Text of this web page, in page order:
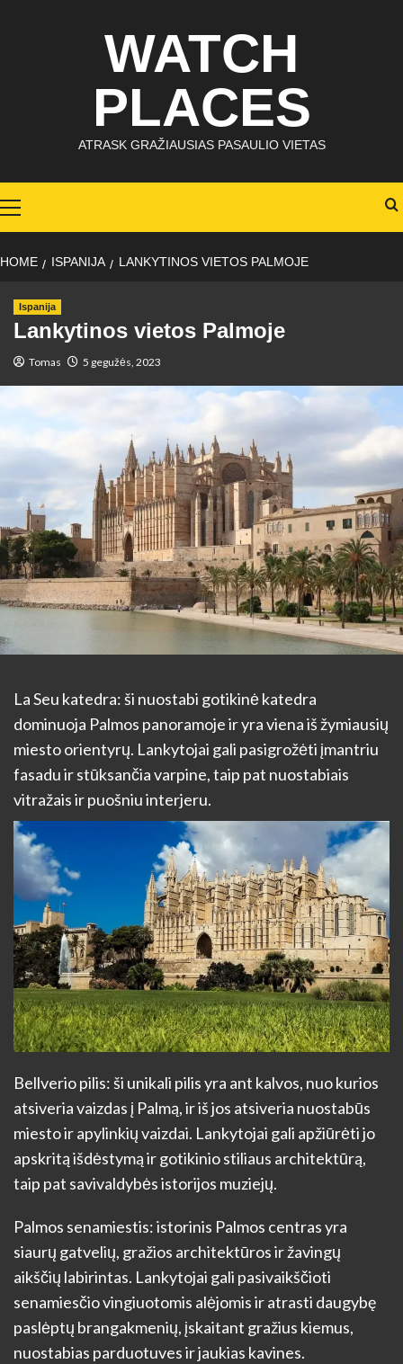
WATCH
PLACES
ATRASK GRAŽIAUSIAS PASAULIO VIETAS
Menu
HOME ISPANIJA LANKYTINOS VIETOS PALMOJE
Ispanija
Lankytinos vietos Palmoje
Tomas 5 gegužės, 2023
La Seu katedra: ši nuostabi gotikinė katedra
dominuoja Palmos panoramoje ir yra viena iš žymiausių
miesto orientyrų. Lankytojai gali pasigrožėti įmantriu
fasadu ir stūksančia varpine, taip pat nuostabiais
vitražais ir puošniu interjeru.
Bellverio pilis: ši unikali pilis yra ant kalvos, nuo kurios
atsiveria vaizdas į Palmą, ir iš jos atsiveria nuostabūs
miesto ir apylinkių vaizdai. Lankytojai gali apžiūrėti jo
apskritą išdėstymą ir gotikinio stiliaus architektūrą,
taip pat savivaldybės istorijos muziejų.
Palmos senamiestis: istorinis Palmos centras yra
siaurų gatvelių, gražios architektūros ir žavingų
aikščių labirintas. Lankytojai gali pasivaikščioti
senamiesčio vingiuotomis alėjomis ir atrasti daugybę
paslėptų brangakmenių, įskaitant gražius kiemus,
nuostabias parduotuves ir jaukias kavines.